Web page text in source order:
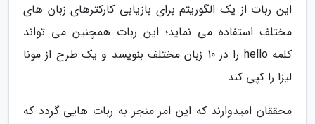
این ربات از یک الگوریتم برای بازیابی کارکترهای زبان های
مختلف استفاده می نماید؛ این ربات همچنین می تواند
کلمه hello را در 10 زبان مختلف بنویسد و یک طرح از مونا
لیزا را کپی کند.
محققان امیدوارند که این امر منجر به ربات هایی گردد که